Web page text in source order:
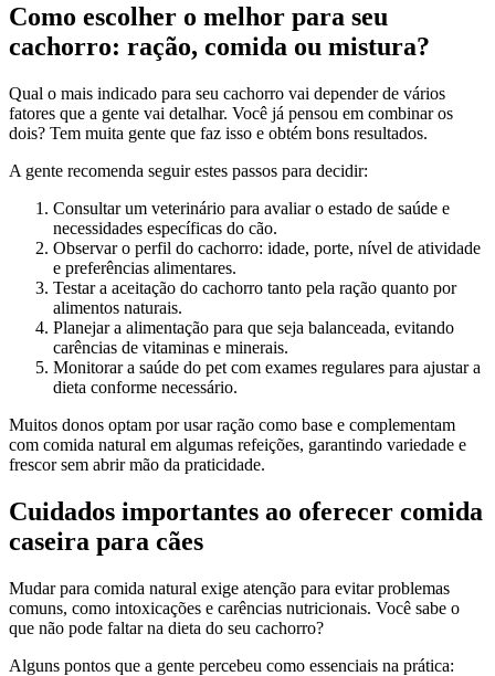
Como escolher o melhor para seu
cachorro: ração, comida ou mistura?
Qual o mais indicado para seu cachorro vai depender de vários
fatores que a gente vai detalhar. Você já pensou em combinar os
dois? Tem muita gente que faz isso e obtém bons resultados.
A gente recomenda seguir estes passos para decidir:
Consultar um veterinário para avaliar o estado de saúde e
necessidades específicas do cão.
Observar o perfil do cachorro: idade, porte, nível de atividade
e preferências alimentares.
Testar a aceitação do cachorro tanto pela ração quanto por
alimentos naturais.
Planejar a alimentação para que seja balanceada, evitando
carências de vitaminas e minerais.
Monitorar a saúde do pet com exames regulares para ajustar a
dieta conforme necessário.
Muitos donos optam por usar ração como base e complementam
com comida natural em algumas refeições, garantindo variedade e
frescor sem abrir mão da praticidade.
Cuidados importantes ao oferecer comida
caseira para cães
Mudar para comida natural exige atenção para evitar problemas
comuns, como intoxicações e carências nutricionais. Você sabe o
que não pode faltar na dieta do seu cachorro?
Alguns pontos que a gente percebeu como essenciais na prática: